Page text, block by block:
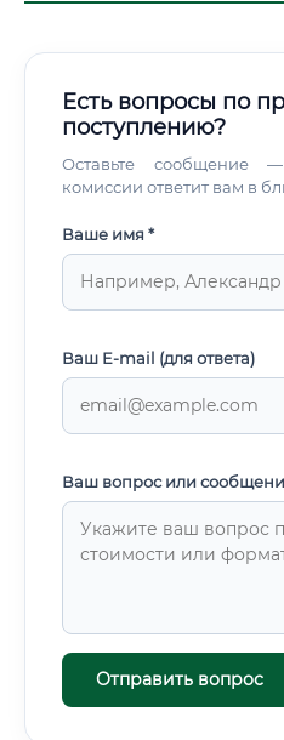
Есть вопросы по
поступлению?
Оставьте сообщение
комиссии ответит вам в
Ваше имя *
Ваш E-mail (для ответа)
Ваш вопрос или
Отправить вопрос